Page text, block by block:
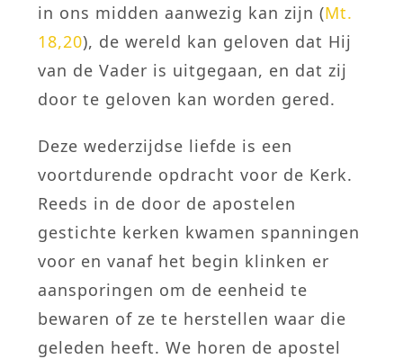
in ons midden aanwezig kan zijn (Mt.
18,20), de wereld kan geloven dat Hij
van de Vader is uitgegaan, en dat zij
door te geloven kan worden gered.
Deze wederzijdse liefde is een
voortdurende opdracht voor de Kerk.
Reeds in de door de apostelen
gestichte kerken kwamen spanningen
voor en vanaf het begin klinken er
aansporingen om de eenheid te
bewaren of ze te herstellen waar die
geleden heeft. We horen de apostel